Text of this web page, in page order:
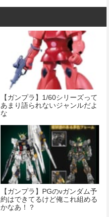
【ガンプラ】1/60シリーズって
あまり語られないジャンルだよ
な
【ガンプラ】PGのνガンダム予
約はできてるけど俺これ組める
かなあ！？